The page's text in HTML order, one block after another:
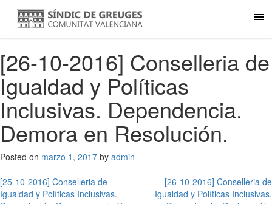
[26-10-2016] Conselleria de
Igualdad y Políticas
Inclusivas. Dependencia.
Demora en Resolución.
Posted on marzo 1, 2017 by admin
Navegación
[25-10-2016] Conselleria de
Igualdad y Políticas Inclusivas.
[26-10-2016] Conselleria de
Igualdad y Políticas Inclusivas.